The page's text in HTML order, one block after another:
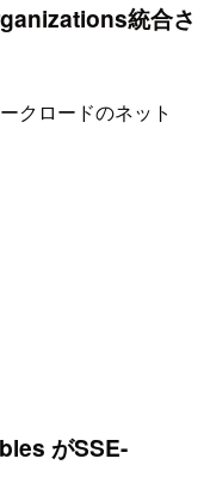
統合さ
クロードのネット
がSSE-